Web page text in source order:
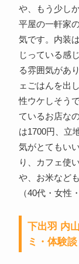
や、もう少し
平屋の一軒家
気です。内装
じっている感
る雰囲気があ
ェごはんを出
性ウケしそう
ているお店な
は1700円、立
気がとてもい
り、カフェ使
や、お米など
（40代・女性
下出羽 内
ミ・体験談